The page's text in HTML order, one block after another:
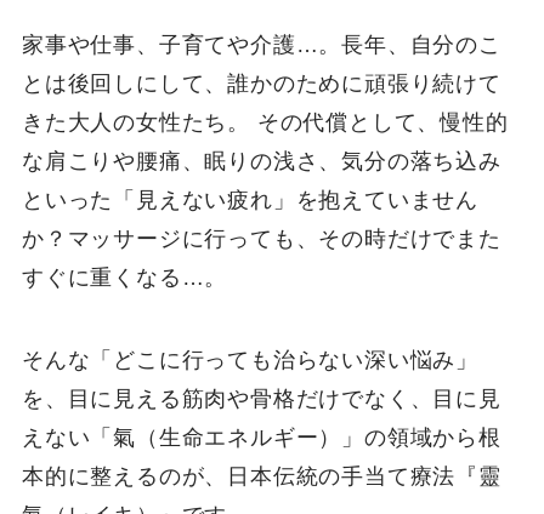
家事や仕事、子育てや介護…。長年、自分のこ
とは後回しにして、誰かのために頑張り続けて
きた大人の女性たち。 その代償として、慢性的
な肩こりや腰痛、眠りの浅さ、気分の落ち込み
といった「見えない疲れ」を抱えていません
か？マッサージに行っても、その時だけでまた
すぐに重くなる…。
そんな「どこに行っても治らない深い悩み」
を、目に見える筋肉や骨格だけでなく、目に見
えない「氣（生命エネルギー）」の領域から根
本的に整えるのが、日本伝統の手当て療法『靈